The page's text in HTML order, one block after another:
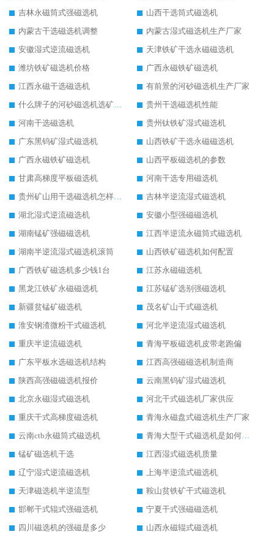
吉林永磁筒式强磁选机
山西干选筒式磁选机
内蒙古干选磁选机调整
内蒙古湿式磁选机生产厂家
安徽湿式逆流磁选机
天津铁矿干选永磁磁选机
潍坊铁矿磁选机价格
广西永磁铁矿磁选机
江西永磁干选磁选机
有前景的河砂磁选机生产厂家
什么牌子的河砂磁选机选矿效果好
贵州干选磁选机性能
河南干选磁选机
贵州钛铁矿湿式磁选机
广东黑钨矿湿式磁选机
山西铁矿干选永磁磁选机
广西永磁铁矿磁选机
山西平板磁选机的参数
甘肃高梯度平板磁选机
河南干选专用磁选机
贵州矿山用干选磁选机怎样调磁
吉林半逆流湿式磁选机
湖北湿式逆流磁选机
安徽小型强磁磁选机
湖南锰矿强磁磁选机
江西半逆流永磁筒式磁选机
湖南半逆流湿式磁选机滚筒
山西铁矿磁选机如何配置
广西铁矿磁选机多少钱1台
江苏永磁磁选机
黑龙江铁矿永磁磁选机
江苏锰矿选别强磁选机
新疆贫锰矿磁选机
茂名矿山干式磁选机
淮安钢渣微粉干式磁选机
河北半逆流湿式磁选机
重庆半逆流磁选机
青海平板磁选机皮带老跑偏
广东平板水选磁选机结构
江西高强磁磁选机制造商
陕西高强磁磁选机报价
云南黑钨矿湿式磁选机
北京永磁湿式磁选机
河北干式磁选机厂家供应
重庆干式高梯度磁选机
青海永磁盘式磁选机生产厂家
云南ctb永磁筒式磁选机
青海大型干式磁选机是如何选矿的
锰矿磁选机干选
江西湿式磁选机质量
辽宁湿式逆流磁选机
上海半逆流式磁选机
天津磁选机半逆流型
鞍山贫铁矿干式磁选机
邯郸干式辊式强磁选机
宁夏干式强磁磁选机
四川磁选机的强磁是多少
山西永磁辊式磁选机